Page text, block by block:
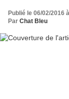
Publié le 06/02/2016
Par Chat Bleu